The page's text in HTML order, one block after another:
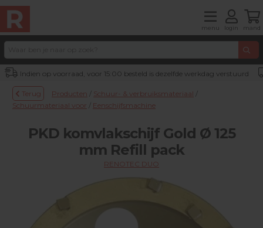
menu login mand
Indien op voorraad, voor 15:00 besteld is dezelfde werkdag verstuurd
Terug Producten / Schuur- & verbruiksmateriaal /
Schuurmateriaal voor / Eenschijfsmachine
PKD komvlakschijf Gold Ø 125
mm Refill pack
RENOTEC DUO